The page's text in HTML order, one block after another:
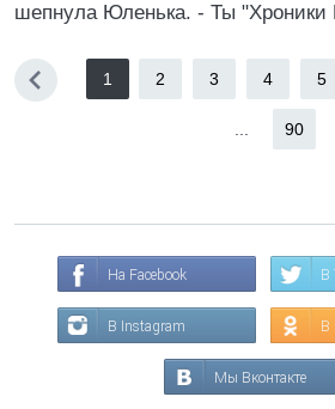
шепнула Юленька. - Ты "Хроники
1 2 3 4 5
90
На Facebook В
В Instagram В
Мы Вконтакте